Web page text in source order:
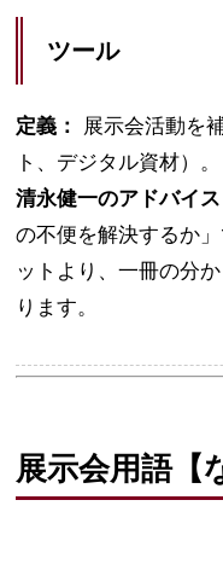
ツール
定義：
展示会活動を
ト、デジタル資材）。
清永健一のアドバイス
の不便を解決するか
ットより、一冊の分
ります。
展示会用語【